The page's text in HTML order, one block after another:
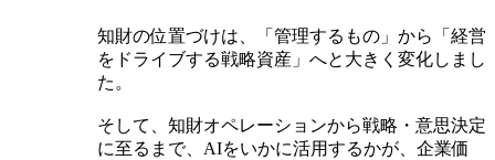
知財の位置づけは、「管理するもの」から「経営
をドライブする戦略資産」へと大きく変化しまし
た。
そして、知財オペレーションから戦略・意思決定
に至るまで、AIをいかに活用するかが、企業価